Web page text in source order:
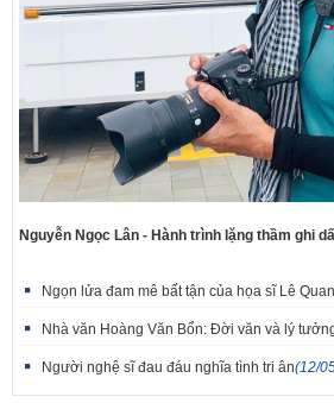
Nguyễn Ngọc Lân - Hành trình lặng thầm ghi
Ngọn lửa đam mê bất tận của họa sĩ Lê
Nhà văn Hoàng Văn Bổn: Đời văn và lý
Người nghệ sĩ đau đáu nghĩa tình tri ân(12/